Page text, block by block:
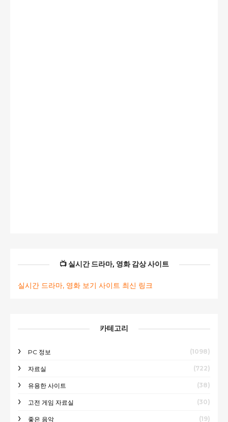
📺 실시간 드라마, 영화 감상 사이트
실시간 드라마, 영화 보기 사이트 최신 링크
카테고리
PC 정보 (1098)
자료실 (722)
유용한 사이트 (38)
고전 게임 자료실 (30)
좋은 음악 (19)